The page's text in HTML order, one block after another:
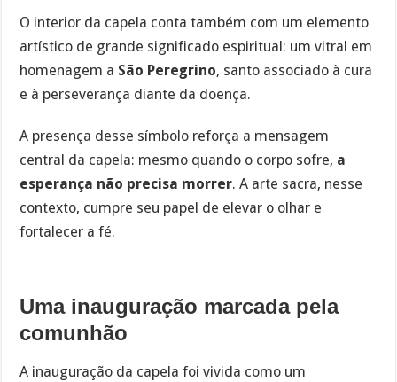
O interior da capela conta também com um elemento
artístico de grande significado espiritual: um vitral em
homenagem a São Peregrino, santo associado à cura
e à perseverança diante da doença.
A presença desse símbolo reforça a mensagem
central da capela: mesmo quando o corpo sofre, a
esperança não precisa morrer. A arte sacra, nesse
contexto, cumpre seu papel de elevar o olhar e
fortalecer a fé.
Uma inauguração marcada pela
comunhão
A inauguração da capela foi vivida como um